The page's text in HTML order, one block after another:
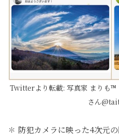
Twitterより転載: 写真家 まりも
さん
✽ 防犯カメラに映った4次元